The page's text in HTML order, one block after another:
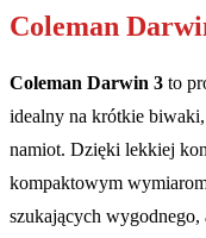
Coleman
Coleman Darwin 3 to
idealny na krótkie
namiot. Dzięki lekkiej
kompaktowym
szukających wygodnego,